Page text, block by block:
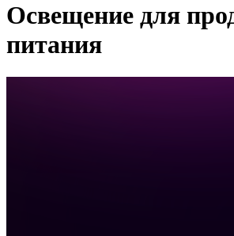
Освещение для
питания